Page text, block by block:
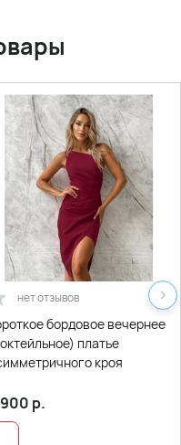
нет отзывов
бордовое вечернее
платье
кроя
р.